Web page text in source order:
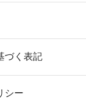
づく表記
シー